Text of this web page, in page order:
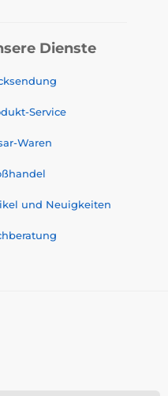
Dienste
Service
Waren
und Neuigkeiten